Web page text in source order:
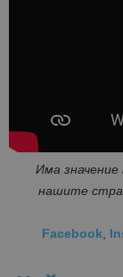
Има
нашите
Facebook